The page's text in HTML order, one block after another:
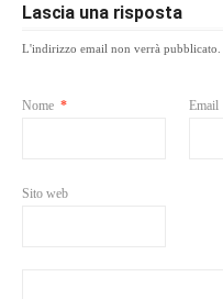
Lascia una risposta
L'indirizzo email non verrà pubblicato.
Nome * Email
Sito web